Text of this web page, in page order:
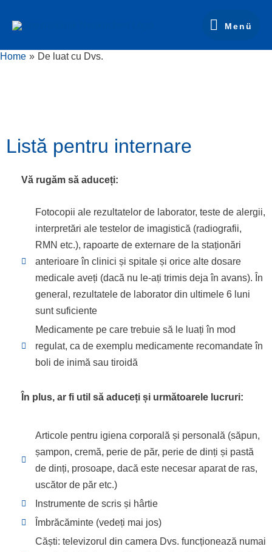
Menü
Menü
Home De luat cu Dvs.
Listă pentru internare
Vă rugăm să aduceți:
Fotocopii ale rezultatelor de laborator, teste de alergii,
interpretări ale testelor de imagistică (radiografii,
RMN etc.), rapoarte de externare de la staționări
anterioare în clinici și spitale și orice alte dosare
medicale aveți (dacă nu le-ați trimis deja în avans). În
general, rezultatele de laborator din ultimele 6 luni
sunt suficiente
Medicamente pe care trebuie să le luați în mod
regulat, ca de exemplu medicamente recomandate în
boli de inimă sau tiroidă
În plus, ar fi util să aduceți și următoarele lucruri:
Articole pentru igiena corporală și personală (săpun,
șampon, cremă, perie de păr, perie de dinți și pastă
de dinți, prosoape, dacă este necesar aparat de ras,
uscător de păr etc.)
Instrumente de scris și hârtie
Îmbrăcăminte (vedeți mai jos)
Căști: televizorul din camera Dvs. funcționează numai